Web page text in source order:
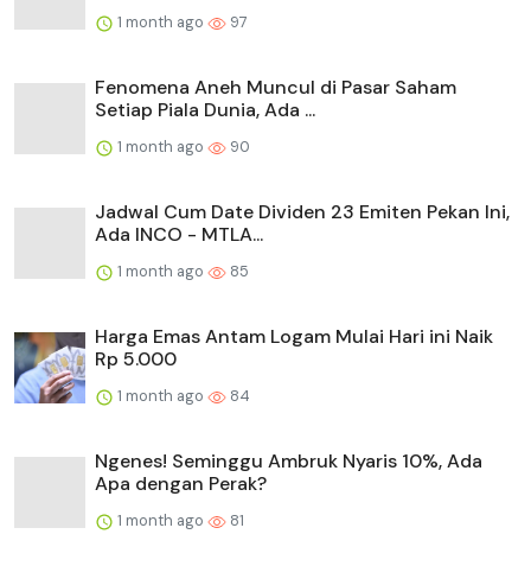
1 month ago 97
Fenomena Aneh Muncul di Pasar Saham
Setiap Piala Dunia, Ada ...
1 month ago 90
Jadwal Cum Date Dividen 23 Emiten Pekan Ini,
Ada INCO - MTLA...
1 month ago 85
Harga Emas Antam Logam Mulai Hari ini Naik
Rp 5.000
1 month ago 84
Ngenes! Seminggu Ambruk Nyaris 10%, Ada
Apa dengan Perak?
1 month ago 81